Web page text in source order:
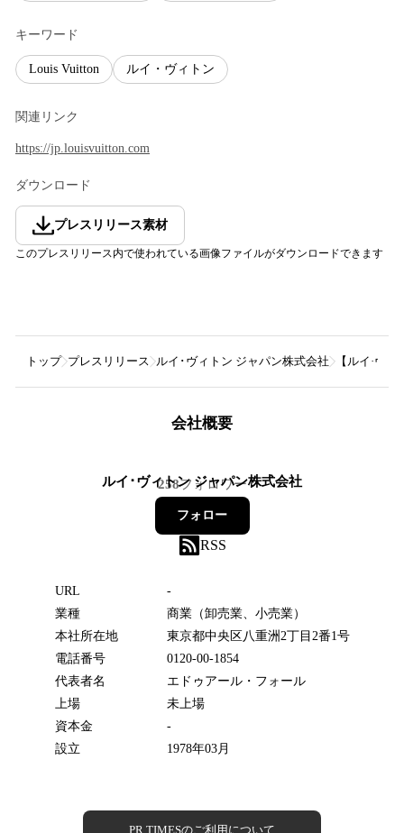
キーワード
Louis Vuitton ルイ・ヴィトン
関連リンク
https://jp.louisvuitton.com
ダウンロード
プレスリリース素材
このプレスリリース内で使われている画像ファイルがダウンロードできます
トップ プレスリリース ルイ･ヴィトン ジャパン株式会社 【ルイ·ヴ
会社概要
ルイ･ヴィトン ジャパン株式会社
258フォロワー
フォロー
RSS
URL
-
業種
商業（卸売業、小売業）
本社所在地
東京都中央区八重洲2丁目2番1号
電話番号
0120-00-1854
代表者名
エドゥアール・フォール
上場
未上場
資本金
-
設立
1978年03月
PR TIMESのご利用について